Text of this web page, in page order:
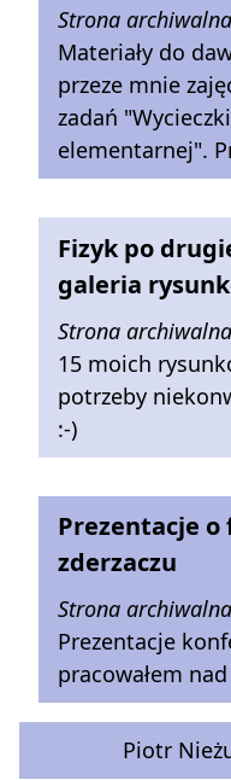
Strona archiwalna
Materiały do
przeze mnie
zadań
elementarnej".
Fizyk po
galeria
Strona archiwalna
15 moich
potrzeby
:-)
Prezentacje
zderzaczu
Strona archiwalna
Prezentacje
pracowałem
Piotr